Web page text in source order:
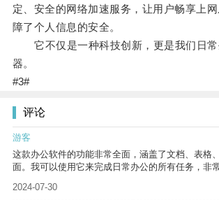
定、安全的网络加速服务，让用户畅享上
障了个人信息的安全。
它不仅是一种科技创新，更是我们日常
器。
#3#
评论
游客
这款办公软件的功能非常全面，涵盖了文档、表格
面。我可以使用它来完成日常办公的所有任务，非常
2024-07-30